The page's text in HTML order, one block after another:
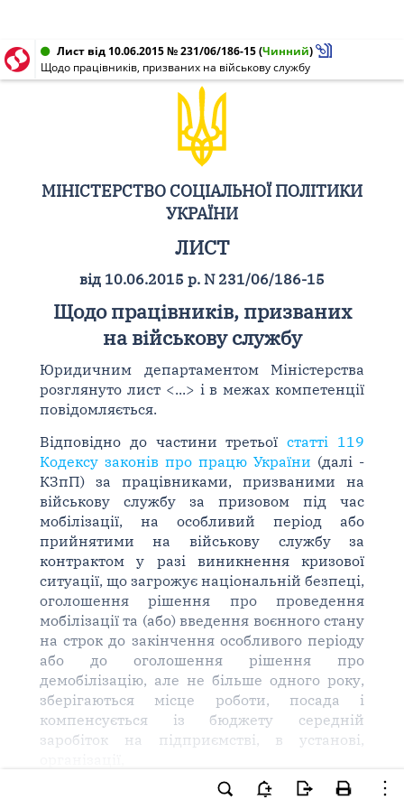
Лист від 10.06.2015 № 231/06/186-15(Чинний)
Щодо працівників, призваних на військову службу
МІНІСТЕРСТВО СОЦІАЛЬНОЇ ПОЛІТИКИ
УКРАЇНИ
ЛИСТ
від 10.06.2015 р. N 231/06/186-15
Щодо працівників, призваних
на військову службу
Юридичним департаментом Міністерства
розглянуто лист <...> і в межах компетенції
повідомляється.
Відповідно до частини третьоїстатті 119
Кодексу законів про працю України (далі -
КЗпП) за працівниками, призваними на
військову службу за призовом під час
мобілізації, на особливий період або
прийнятими на військову службу за
контрактом у разі виникнення кризової
ситуації, що загрожує національній безпеці,
оголошення рішення про проведення
мобілізації та (або) введення воєнного стану
на строк до закінчення особливого періоду
або до оголошення рішення про
демобілізацію, але не більше одного року,
зберігаються місце роботи, посада і
компенсується із бюджету середній
заробіток на підприємстві, в установі,